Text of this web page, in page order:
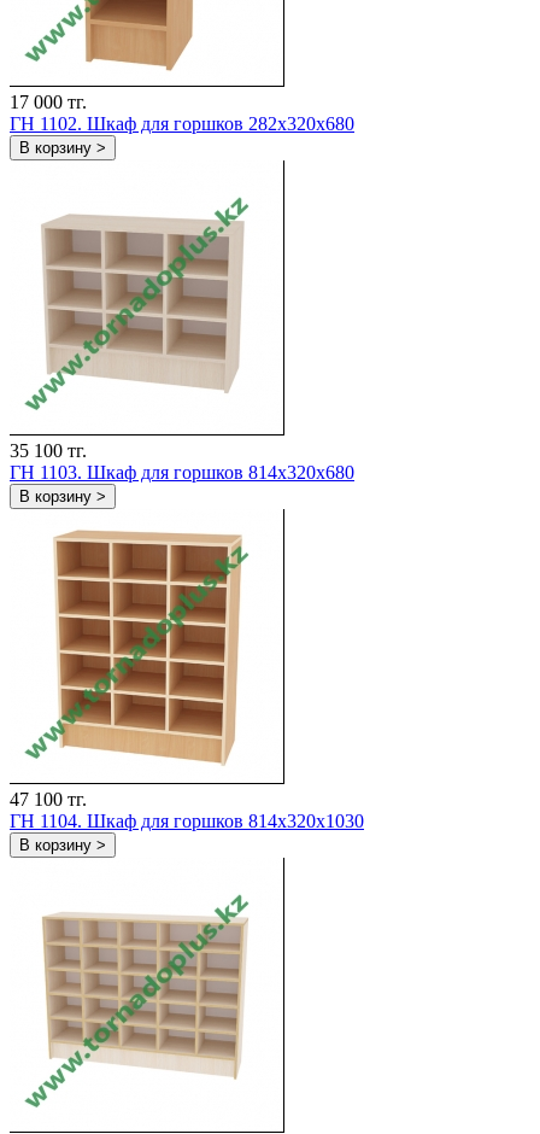
17 000 тг.
ГН 1102. Шкаф для горшков 282x320x680
В корзину >
35 100 тг.
ГН 1103. Шкаф для горшков 814x320x680
В корзину >
47 100 тг.
ГН 1104. Шкаф для горшков 814x320x1030
В корзину >